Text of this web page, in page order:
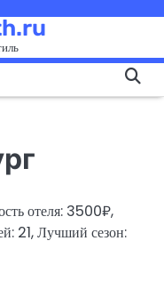
отеля: 3500₽,
21, Лучший сезон: